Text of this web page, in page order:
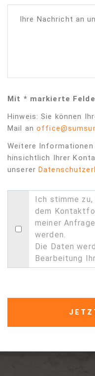
Ihre Nachricht an
Mit * markierte
Hinweis: Sie können
Mail an
Weitere Informationen
hinsichtlich Ihrer
unserer
Ich stimme zu,
dem
meiner
werden.
Die Daten
Bearbeitung